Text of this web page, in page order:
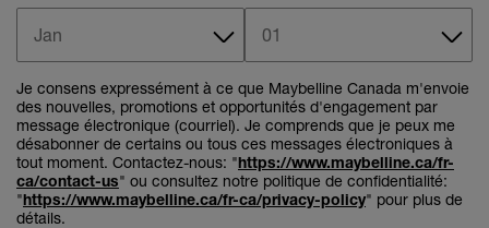
Je consens expressément à ce que Maybelline Canada m'envoie
des nouvelles, promotions et opportunités d'engagement par
message électronique (courriel). Je comprends que je peux me
désabonner de certains ou tous ces messages électroniques à
tout moment. Contactez-nous: "https://www.maybelline.ca/fr-
ca/contact-us" ou consultez notre politique de confidentialité:
"https://www.maybelline.ca/fr-ca/privacy-policy" pour plus de
détails.